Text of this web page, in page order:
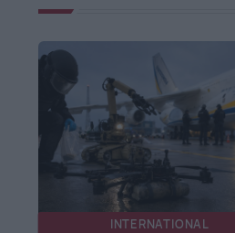
INTERNATIONAL